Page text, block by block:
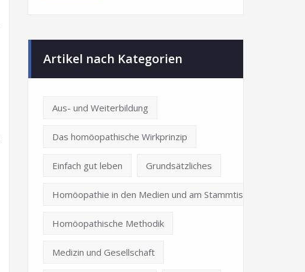
Artikel nach Kategorien
Aus- und Weiterbildung
Das homöopathische Wirkprinzip
Einfach gut leben Grundsätzliches
Homöopathie in den Medien und am Stammtisch
Homöopathische Methodik
Medizin und Gesellschaft